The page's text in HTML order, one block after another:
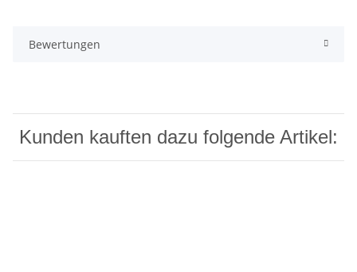
Bewertungen
Kunden kauften dazu folgende Artikel: